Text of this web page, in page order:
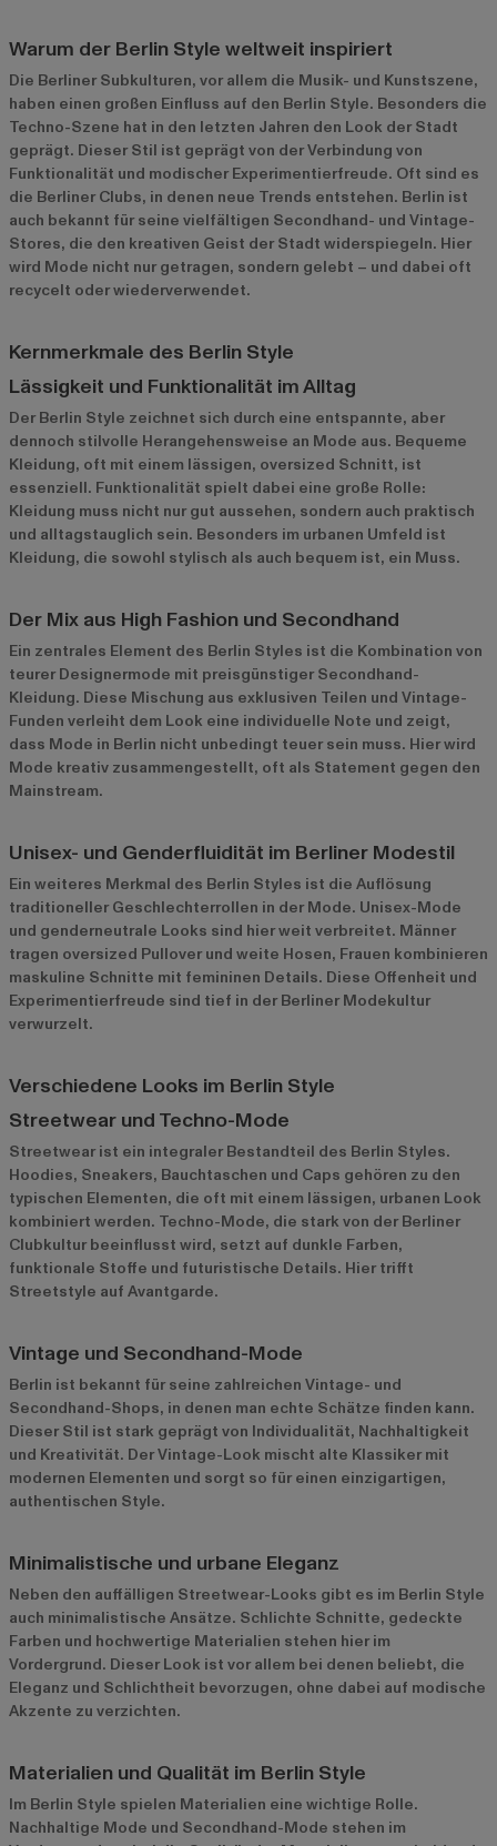
Warum der Berlin Style weltweit inspiriert
Die Berliner Subkulturen, vor allem die Musik- und Kunstszene,
haben einen großen Einfluss auf den Berlin Style. Besonders die
Techno-Szene hat in den letzten Jahren den Look der Stadt
geprägt. Dieser Stil ist geprägt von der Verbindung von
Funktionalität und modischer Experimentierfreude. Oft sind es
die Berliner Clubs, in denen neue Trends entstehen. Berlin ist
auch bekannt für seine vielfältigen Secondhand- und Vintage-
Stores, die den kreativen Geist der Stadt widerspiegeln. Hier
wird Mode nicht nur getragen, sondern gelebt – und dabei oft
recycelt oder wiederverwendet.
Kernmerkmale des Berlin Style
Lässigkeit und Funktionalität im Alltag
Der Berlin Style zeichnet sich durch eine entspannte, aber
dennoch stilvolle Herangehensweise an Mode aus. Bequeme
Kleidung, oft mit einem lässigen, oversized Schnitt, ist
essenziell. Funktionalität spielt dabei eine große Rolle:
Kleidung muss nicht nur gut aussehen, sondern auch praktisch
und alltagstauglich sein. Besonders im urbanen Umfeld ist
Kleidung, die sowohl stylisch als auch bequem ist, ein Muss.
Der Mix aus High Fashion und Secondhand
Ein zentrales Element des Berlin Styles ist die Kombination von
teurer Designermode mit preisgünstiger Secondhand-
Kleidung. Diese Mischung aus exklusiven Teilen und Vintage-
Funden verleiht dem Look eine individuelle Note und zeigt,
dass Mode in Berlin nicht unbedingt teuer sein muss. Hier wird
Mode kreativ zusammengestellt, oft als Statement gegen den
Mainstream.
Unisex- und Genderfluidität im Berliner Modestil
Ein weiteres Merkmal des Berlin Styles ist die Auflösung
traditioneller Geschlechterrollen in der Mode. Unisex-Mode
und genderneutrale Looks sind hier weit verbreitet. Männer
tragen oversized Pullover und weite Hosen, Frauen kombinieren
maskuline Schnitte mit femininen Details. Diese Offenheit und
Experimentierfreude sind tief in der Berliner Modekultur
verwurzelt.
Verschiedene Looks im Berlin Style
Streetwear und Techno-Mode
Streetwear ist ein integraler Bestandteil des Berlin Styles.
Hoodies, Sneakers, Bauchtaschen und Caps gehören zu den
typischen Elementen, die oft mit einem lässigen, urbanen Look
kombiniert werden. Techno-Mode, die stark von der Berliner
Clubkultur beeinflusst wird, setzt auf dunkle Farben,
funktionale Stoffe und futuristische Details. Hier trifft
Streetstyle auf Avantgarde.
Vintage und Secondhand-Mode
Berlin ist bekannt für seine zahlreichen Vintage- und
Secondhand-Shops, in denen man echte Schätze finden kann.
Dieser Stil ist stark geprägt von Individualität, Nachhaltigkeit
und Kreativität. Der Vintage-Look mischt alte Klassiker mit
modernen Elementen und sorgt so für einen einzigartigen,
authentischen Style.
Minimalistische und urbane Eleganz
Neben den auffälligen Streetwear-Looks gibt es im Berlin Style
auch minimalistische Ansätze. Schlichte Schnitte, gedeckte
Farben und hochwertige Materialien stehen hier im
Vordergrund. Dieser Look ist vor allem bei denen beliebt, die
Eleganz und Schlichtheit bevorzugen, ohne dabei auf modische
Akzente zu verzichten.
Materialien und Qualität im Berlin Style
Im Berlin Style spielen Materialien eine wichtige Rolle.
Nachhaltige Mode und Secondhand-Mode stehen im